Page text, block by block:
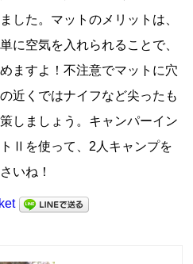
した。マットのメリットは、
に空気を入れられることで、
ますよ！不注意でマットに穴
近くではナイフなど尖ったも
しましょう。キャンパーイン
Ⅱを使って、2人キャンプを
いね！